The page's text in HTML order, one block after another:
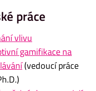
práce
vlivu
gamifikace na
(vedoucí práce